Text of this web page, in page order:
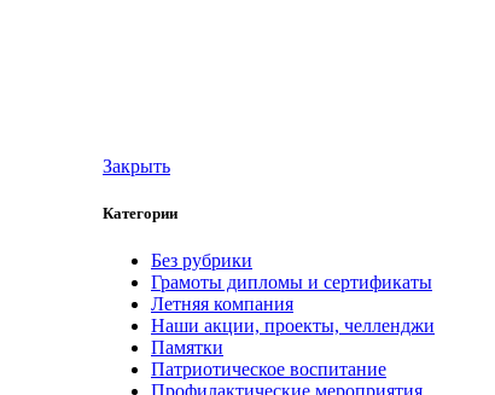
Закрыть
Категории
Без рубрики
Грамоты дипломы и сертификаты
Летняя компания
Наши акции, проекты, челленджи
Памятки
Патриотическое воспитание
Профилактические мероприятия